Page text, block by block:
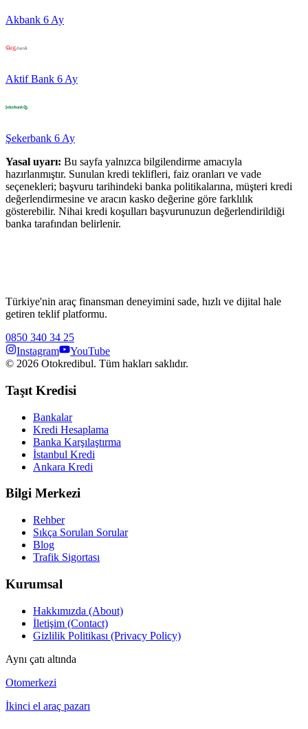
Akbank 6 Ay
Aktif Bank 6 Ay
Şekerbank 6 Ay
Yasal uyarı: Bu sayfa yalnızca bilgilendirme amacıyla
hazırlanmıştır. Sunulan kredi teklifleri, faiz oranları ve vade
seçenekleri; başvuru tarihindeki banka politikalarına, müşteri kredi
değerlendirmesine ve aracın kasko değerine göre farklılık
gösterebilir. Nihai kredi koşulları başvurunuzun değerlendirildiği
banka tarafından belirlenir.
Türkiye'nin araç finansman deneyimini sade, hızlı ve dijital hale
getiren teklif platformu.
0850 340 34 25
Instagram
YouTube
© 2026 Otokredibul. Tüm hakları saklıdır.
Taşıt Kredisi
Bankalar
Kredi Hesaplama
Banka Karşılaştırma
İstanbul Kredi
Ankara Kredi
Bilgi Merkezi
Rehber
Sıkça Sorulan Sorular
Blog
Trafik Sigortası
Kurumsal
Hakkımızda (About)
İletişim (Contact)
Gizlilik Politikası (Privacy Policy)
Aynı çatı altında
Otomerkezi
İkinci el araç pazarı